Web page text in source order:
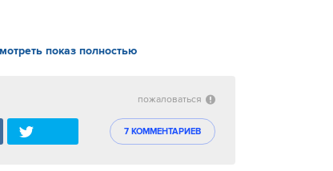
показ полностью
7 КОММЕНТАРИЕВ
пожаловаться